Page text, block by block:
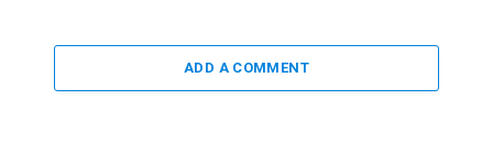
ADD A COMMENT